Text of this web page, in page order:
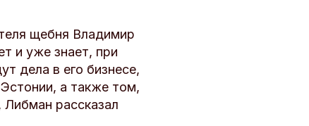
щебня Владимир
и уже знает, при
дела в его бизнесе,
а также том,
Либман рассказал